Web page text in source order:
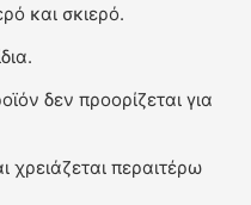
και σκιερό.
δεν προορίζεται για
περαιτέρω